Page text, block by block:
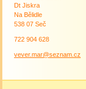
Dt Jiskra
Na Bělidle
538 07 Seč
722 904 628
vever.mar@seznam.cz